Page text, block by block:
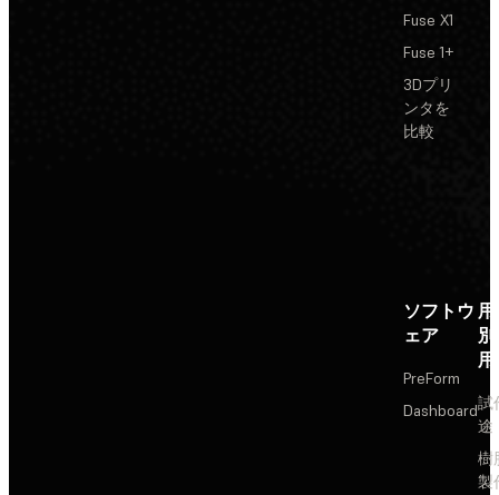
Fuse X1
Fuse 1+
3Dプリ
ンタを
比較
ソフトウ
ェア
PreForm
Dashboard試
途
樹
製